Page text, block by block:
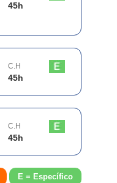
45h
C.H
45h
C.H
45h
E = Específico